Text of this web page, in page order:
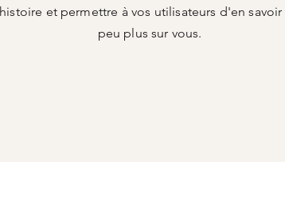
histoire et permettre à vos utilisateurs d'en savoir
peu plus sur vous.